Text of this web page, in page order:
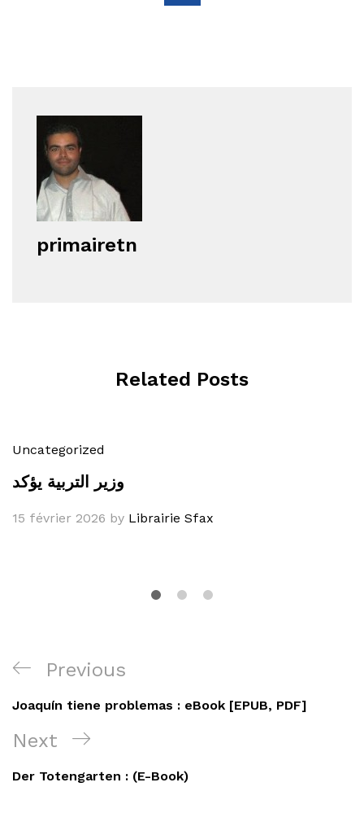
primairetn
Related Posts
Uncategorized
وزير التربية يؤكد
15 février 2026 by Librairie Sfax
Navigation
de
l’article
Previous
Post
Previous
Joaquín tiene problemas : eBook [EPUB, PDF]
Next
Post
Next
Der Totengarten : (E-Book)